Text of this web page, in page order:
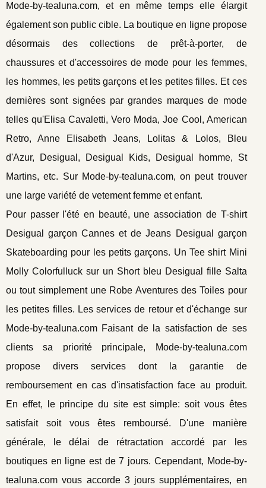
Mode-by-tealuna.com, et en même temps elle élargit
également son public cible. La boutique en ligne propose
désormais des collections de prêt-à-porter, de
chaussures et d'accessoires de mode pour les femmes,
les hommes, les petits garçons et les petites filles. Et ces
dernières sont signées par grandes marques de mode
telles qu'Elisa Cavaletti, Vero Moda, Joe Cool, American
Retro, Anne Elisabeth Jeans, Lolitas & Lolos, Bleu
d'Azur, Desigual, Desigual Kids, Desigual homme, St
Martins, etc. Sur Mode-by-tealuna.com, on peut trouver
une large variété de vetement femme et enfant.
Pour passer l'été en beauté, une association de T-shirt
Desigual garçon Cannes et de Jeans Desigual garçon
Skateboarding pour les petits garçons. Un Tee shirt Mini
Molly Colorfulluck sur un Short bleu Desigual fille Salta
ou tout simplement une Robe Aventures des Toiles pour
les petites filles. Les services de retour et d'échange sur
Mode-by-tealuna.com Faisant de la satisfaction de ses
clients sa priorité principale, Mode-by-tealuna.com
propose divers services dont la garantie de
remboursement en cas d'insatisfaction face au produit.
En effet, le principe du site est simple: soit vous êtes
satisfait soit vous êtes remboursé. D'une manière
générale, le délai de rétractation accordé par les
boutiques en ligne est de 7 jours. Cependant, Mode-by-
tealuna.com vous accorde 3 jours supplémentaires, en